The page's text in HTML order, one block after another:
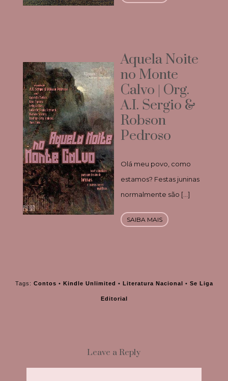
Aquela Noite
no Monte
Calvo | Org.
A.I. Sergio &
Robson
Pedroso
Olá meu povo, como
estamos? Festas juninas
normalmente são […]
SAIBA MAIS
Tags: Contos • Kindle Unlimited • Literatura Nacional • Se Liga
Editorial
Leave a Reply